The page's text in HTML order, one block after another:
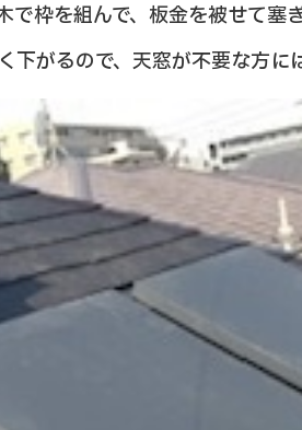
枠を組んで、板金を被せて塞
下がるので、天窓が不要な方に